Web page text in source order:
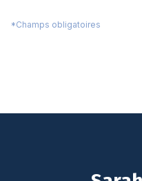
*Champs obligatoires